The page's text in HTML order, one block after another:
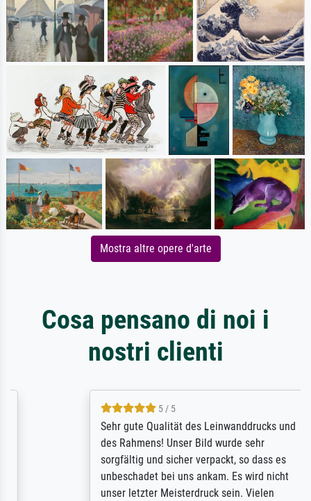
Mostra altre opere d'arte
Cosa pensano di noi i
nostri clienti
5 / 5
Sehr gute Qualität des Leinwanddrucks und
des Rahmens! Unser Bild wurde sehr
sorgfältig und sicher verpackt, so dass es
unbeschadet bei uns ankam. Es wird nicht
unser letzter Meisterdruck sein. Vielen